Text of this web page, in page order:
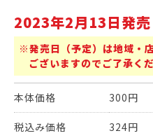
2023年2月13日発売
※発売日（予定）は地域・
ございますのでご了承くだ
本体価格 300円
税込み価格 324円